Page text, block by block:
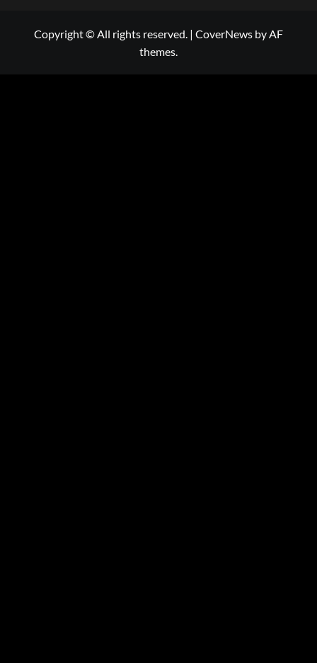
Copyright © All rights reserved. | CoverNews by AF
themes.